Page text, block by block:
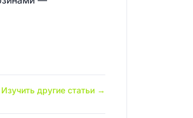
Изучить другие статьи →